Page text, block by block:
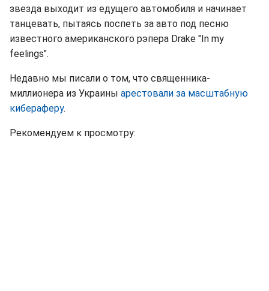
звезда выходит из едущего автомобиля и начинает
танцевать, пытаясь поспеть за авто под песню
известного американского рэпера Drake "In my
feelings".
Недавно мы писали о том, что священника-
миллионера из Украины арестовали за масштабную
кибераферу.
Рекомендуем к просмотру: